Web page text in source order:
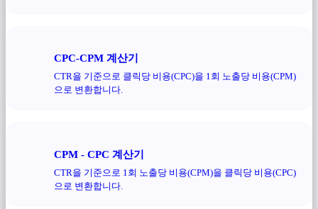
CPC-CPM 계산기
CTR을 기준으로 클릭당 비용(CPC)을 1회 노출당 비용(CPM)
으로 변환합니다.
CPM - CPC 계산기
CTR을 기준으로 1회 노출당 비용(CPM)을 클릭당 비용(CPC)
으로 변환합니다.